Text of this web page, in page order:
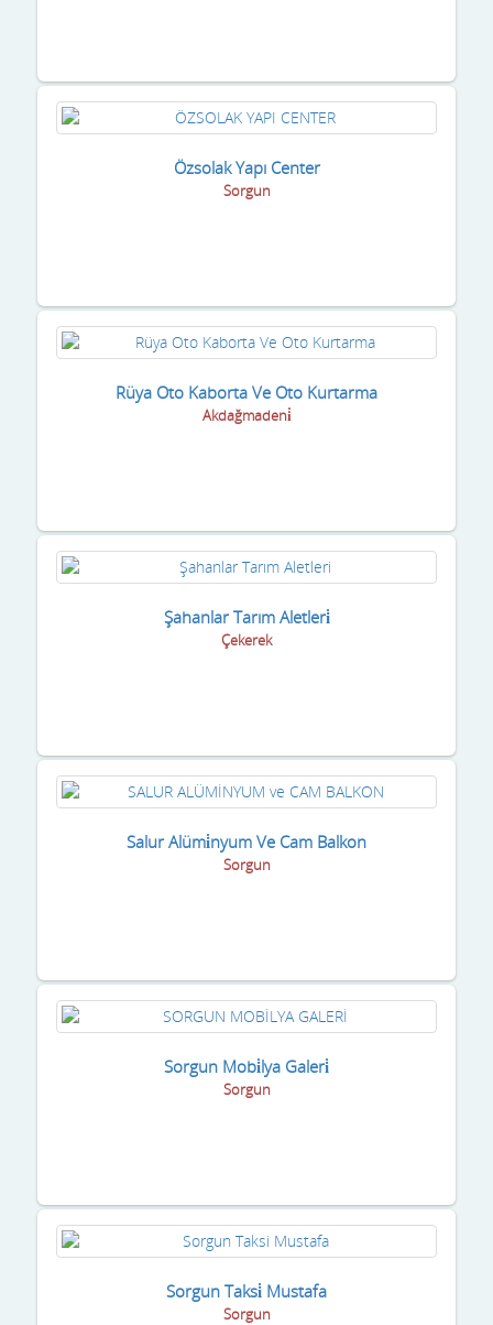
Özsolak Yapı Center
Sorgun
Rüya Oto Kaborta Ve Oto Kurtarma
Akdağmadeni̇
Şahanlar Tarım Aletleri̇
Çekerek
Salur Alümi̇nyum Ve Cam Balkon
Sorgun
Sorgun Mobi̇lya Galeri̇
Sorgun
Sorgun Taksi̇ Mustafa
Sorgun